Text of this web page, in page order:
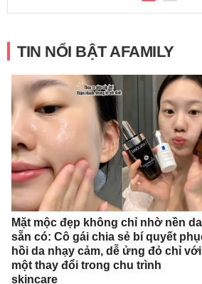
TIN NỔI BẬT AFAMILY
Mặt mộc đẹp không chỉ nhờ nền da
sẵn có: Cô gái chia sẻ bí quyết
hồi da nhạy cảm, dễ ửng đỏ chỉ với
một thay đổi trong chu trình
skincare